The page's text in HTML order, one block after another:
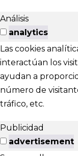
Análisis
analytics
Las cookies
interactúan los
ayudan a
número de
tráfico, etc.
Publicidad
advertisement